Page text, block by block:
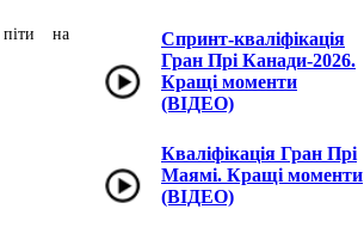
на
Спринт-кваліфікація
Гран Прі Канади-2026.
Кращі моменти
(ВІДЕО)
Кваліфікація Гран Прі
Маямі. Кращі моменти
(ВІДЕО)